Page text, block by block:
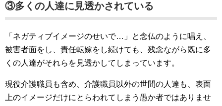
③多くの人達に見透かされている
「ネガティブイメージのせいで…」と念仏のように唱え、
被害者面をし、責任転嫁をし続けても、残念ながら既に多
くの人達がそれらを見透かしてしまっています。
現役介護職員も含め、介護職員以外の世間の人達も、表面
上のイメージだけにとらわれてしまう愚か者ではありませ